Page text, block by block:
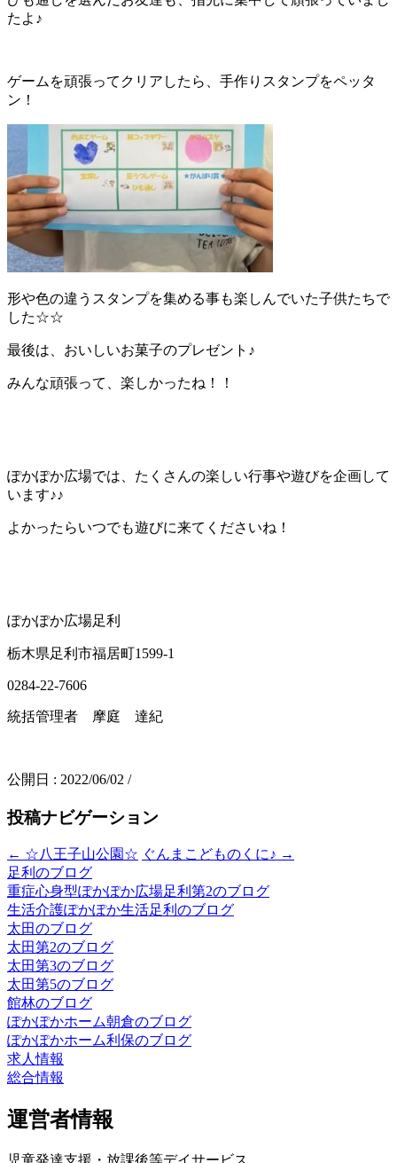
たよ♪
ゲームを頑張ってクリアしたら、手作りスタンプをペッタ
ン！
形や色の違うスタンプを集める事も楽しんでいた子供たちで
した☆☆
最後は、おいしいお菓子のプレゼント♪
みんな頑張って、楽しかったね！！
ぽかぽか広場では、たくさんの楽しい行事や遊びを企画して
います♪♪
よかったらいつでも遊びに来てくださいね！
ぽかぽか広場足利
栃木県足利市福居町1599-1
0284-22-7606
統括管理者 摩庭 達紀
公開日 : 2022/06/02 /
投稿ナビゲーション
← ☆八王子山公園☆ ぐんまこどものくに♪ →
足利のブログ
重症心身型ぽかぽか広場足利第2のブログ
生活介護ぽかぽか生活足利のブログ
太田のブログ
太田第2のブログ
太田第3のブログ
太田第5のブログ
館林のブログ
ぽかぽかホーム朝倉のブログ
ぽかぽかホーム利保のブログ
求人情報
総合情報
運営者情報
児童発達支援・放課後等デイサービス